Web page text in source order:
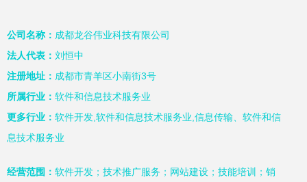
公司名称： 成都龙谷伟业科技有限公司
法人代表： 刘恒中
注册地址： 成都市青羊区小南街3号
所属行业： 软件和信息技术服务业
更多行业： 软件开发,软件和信息技术服务业,信息传输、软件和信
息技术服务业
经营范围： 软件开发；技术推广服务；网站建设；技能培训；销